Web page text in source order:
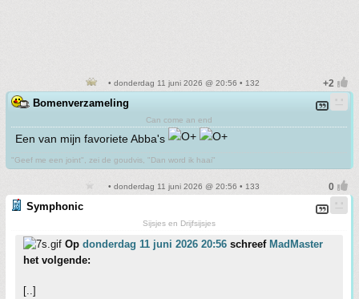
• donderdag 11 juni 2026 @ 20:56 • 132
Bomenverzameling
Can come an end
Een van mijn favoriete Abba's
"Geef me een joint", zei de goudvis, "Dan word ik haai"
• donderdag 11 juni 2026 @ 20:56 • 133
Symphonic
Sijsjes en Drijfsijsjes
Op donderdag 11 juni 2026 20:56 schreef MadMaster
het volgende:
[..]